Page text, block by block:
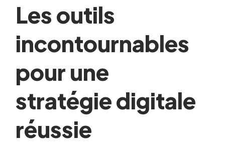
Les outils
incontournables
pour une
stratégie digitale
réussie